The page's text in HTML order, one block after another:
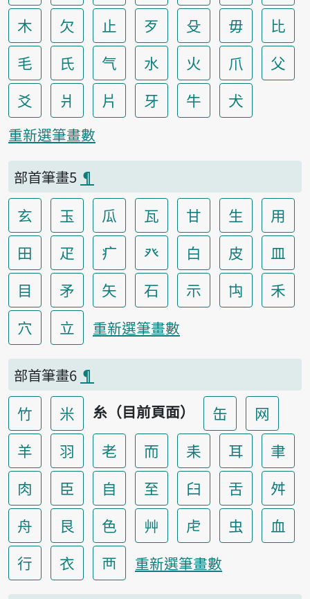
木 欠 止 歹 殳 毋
比
毛
氏 气 水 火 爪
父
爻
爿 片 牙 牛 犬
重新選筆畫數
部首筆畫5 ¶
玄 玉 瓜 瓦 甘 生
用
田
疋 疒 癶 白 皮
皿
目
矛 矢 石 示 禸
禾
穴
立 重新選筆畫數
部首筆畫6 ¶
竹 米 糸（目前頁面） 缶
网
羊
羽 老 而 耒 耳
聿
肉
臣 自 至 臼 舌
舛
舟
艮 色 艸 虍 虫
血
行
衣 襾 重新選筆畫數